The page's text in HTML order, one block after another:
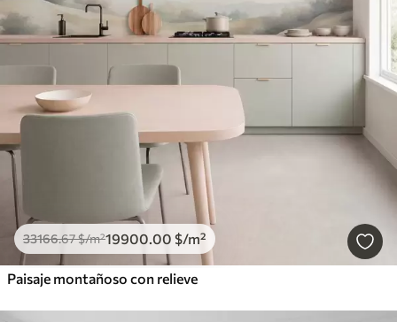
33166.67$/m²19900.00 $/m²
Paisaje montañoso con relieve